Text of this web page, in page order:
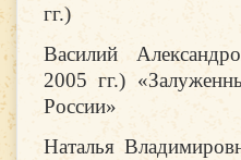
гг.)
Василий
2005 гг.)
России»
Наталья